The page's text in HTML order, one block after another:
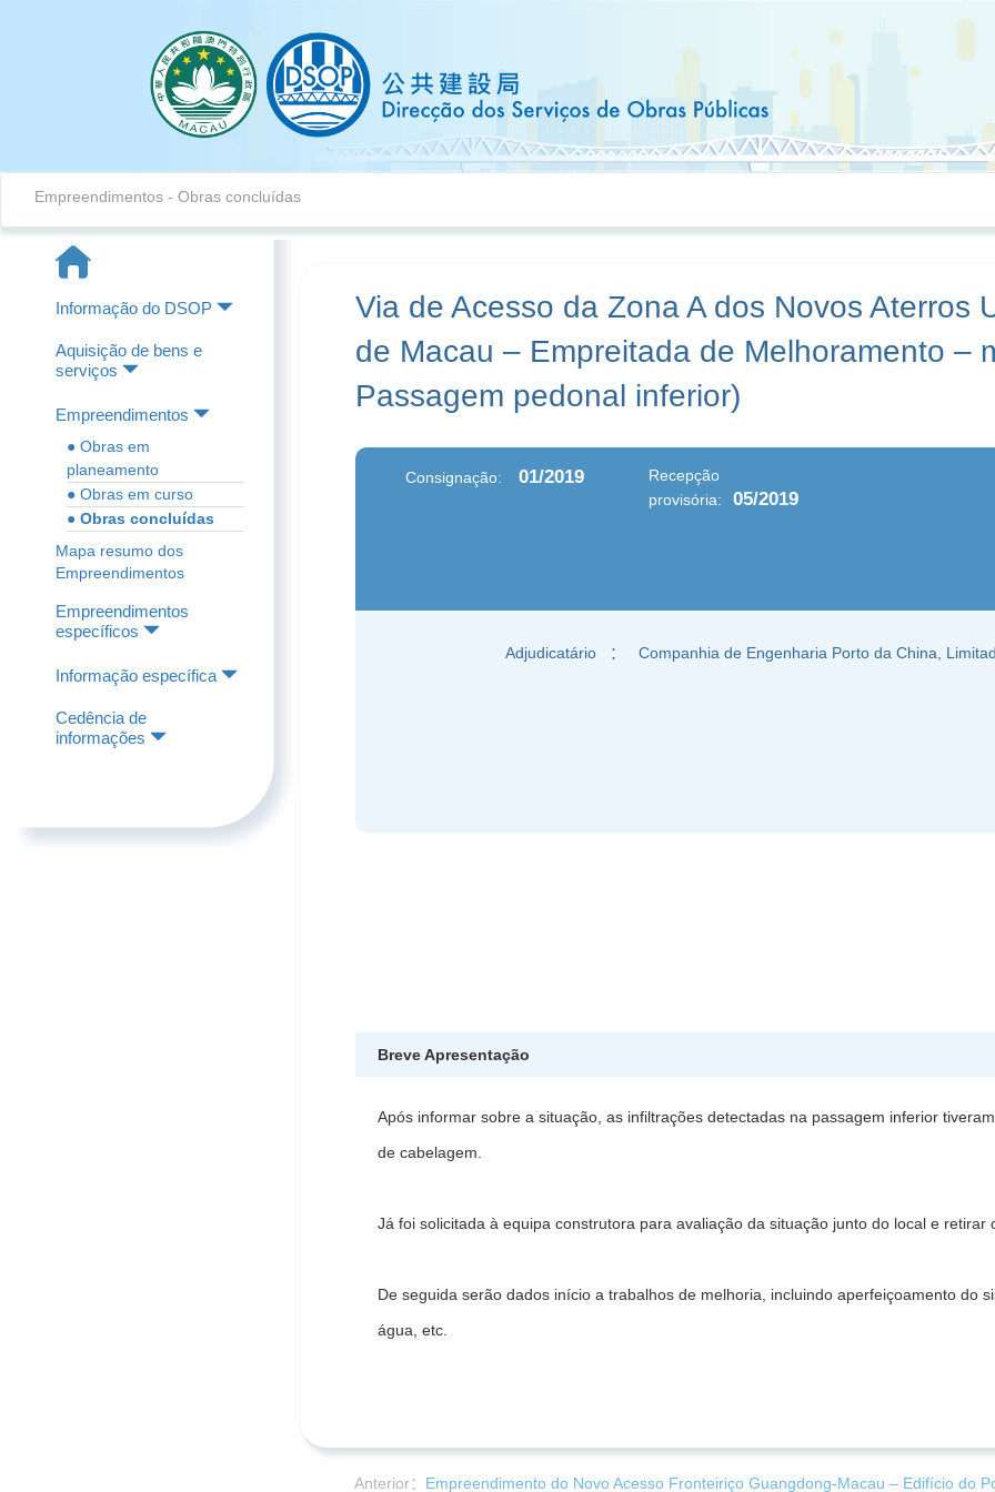
Empreendimentos - Obras concluídas
Informação do DSOP
Aquisição de bens e
serviços
Empreendimentos
● Obras em
planeamento
● Obras em curso
● Obras concluídas
Mapa resumo dos
Empreendimentos
Empreendimentos
específicos
Informação específica
Cedência de
informações
Via de Acesso da Zona A dos Novos Aterros
de Macau – Empreitada de Melhoramento –
Passagem pedonal inferior)
Consignação: 01/2019
Recepção
provisória:
05/2019
Adjudicatário ： Companhia de Engenharia Porto da China,
Breve Apresentação
Após informar sobre a situação, as infiltrações detectadas na passagem inferior
de cabelagem.
Já foi solicitada à equipa construtora para avaliação da situação junto do local e
De seguida serão dados início a trabalhos de melhoria, incluindo aperfeiçoamento do
água, etc.
Anterior： Empreendimento do Novo Acesso Fronteiriço Guangdong-Macau – Edifício do